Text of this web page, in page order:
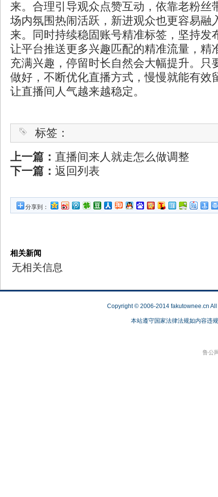
来。合理引导观众点赞互动，依靠老粉丝
场内氛围热闹活跃，新进观众也更容易融
来。同时持续稳固账号精准标签，坚持发
让平台推送更多兴趣匹配的精准流量，精
充满兴趣，停留时长自然会大幅提升。只
做好，不断优化直播方式，慢慢就能有效
让直播间人气越来越稳定。
标签：
上一篇： 直播间来人就走怎么做调整
下一篇： 返回列表
分享到：
相关新闻
无相关信息
Copyright © 2006-2014 fakutownee.cn
本站遵守国家法律法规如内容违
鲁公